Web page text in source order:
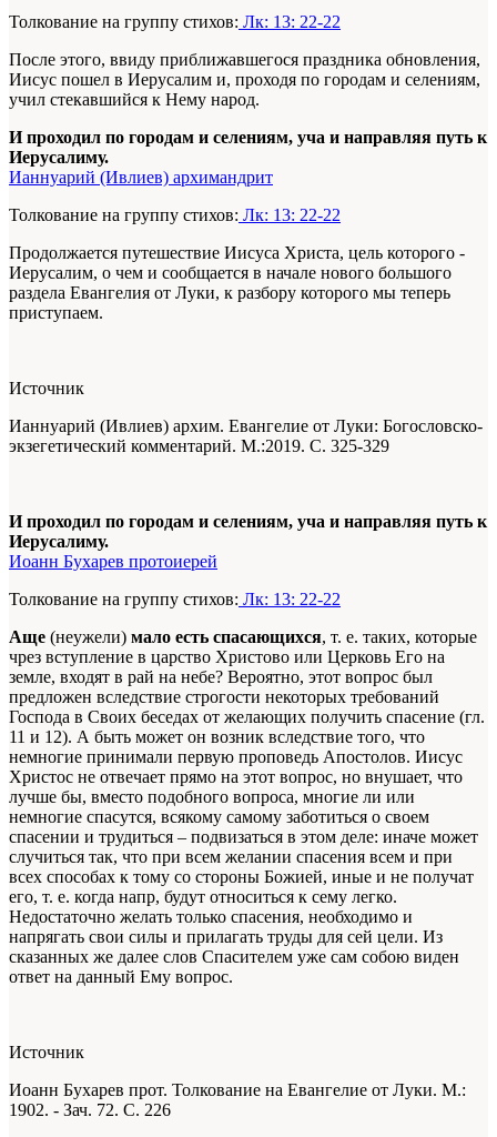
Толкование на группу стихов: Лк: 13: 22-22
После этого, ввиду приближавшегося праздника обновления,
Иисус пошел в Иерусалим и, проходя по городам и селениям,
учил стекавшийся к Нему народ.
И проходил по городам и селениям, уча и направляя путь к
Иерусалиму.
Ианнуарий (Ивлиев) архимандрит
Толкование на группу стихов: Лк: 13: 22-22
Продолжается путешествие Иисуса Христа, цель которого -
Иерусалим, о чем и сообщается в начале нового большого
раздела Евангелия от Луки, к разбору которого мы теперь
приступаем.
Источник
Ианнуарий (Ивлиев) архим. Евангелие от Луки: Богословско-
экзегетический комментарий. М.:2019. С. 325-329
И проходил по городам и селениям, уча и направляя путь к
Иерусалиму.
Иоанн Бухарев протоиерей
Толкование на группу стихов: Лк: 13: 22-22
Аще (неужели) мало есть спасающихся, т. е. таких, которые
чрез вступление в царство Христово или Церковь Его на
земле, входят в рай на небе? Вероятно, этот вопрос был
предложен вследствие строгости некоторых требований
Господа в Своих беседах от желающих получить спасение (гл.
11 и 12). А быть может он возник вследствие того, что
немногие принимали первую проповедь Апостолов. Иисус
Христос не отвечает прямо на этот вопрос, но внушает, что
лучше бы, вместо подобного вопроса, многие ли или
немногие спасутся, всякому самому заботиться о своем
спасении и трудиться – подвизаться в этом деле: иначе может
случиться так, что при всем желании спасения всем и при
всех способах к тому со стороны Божией, иные и не получат
его, т. е. когда напр, будут относиться к сему легко.
Недостаточно желать только спасения, необходимо и
напрягать свои силы и прилагать труды для сей цели. Из
сказанных же далее слов Спасителем уже сам собою виден
ответ на данный Ему вопрос.
Источник
Иоанн Бухарев прот. Толкование на Евангелие от Луки. М.:
1902. - Зач. 72. С. 226